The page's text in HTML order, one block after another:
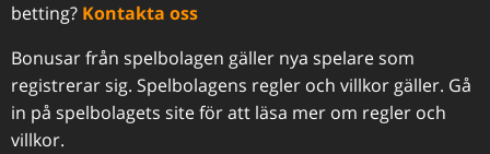
betting? Kontakta oss
Bonusar från spelbolagen gäller nya spelare som
registrerar sig. Spelbolagens regler och villkor gäller. Gå
in på spelbolagets site för att läsa mer om regler och
villkor.